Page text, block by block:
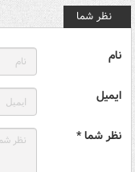
نظر شما
نام
ایمیل
نظر شما *